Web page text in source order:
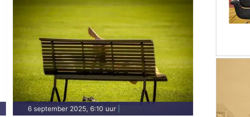
6 september 2025, 6:10 uur|